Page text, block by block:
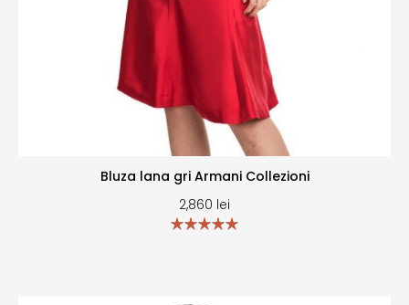
Bluza lana gri Armani Collezioni
2,860 lei